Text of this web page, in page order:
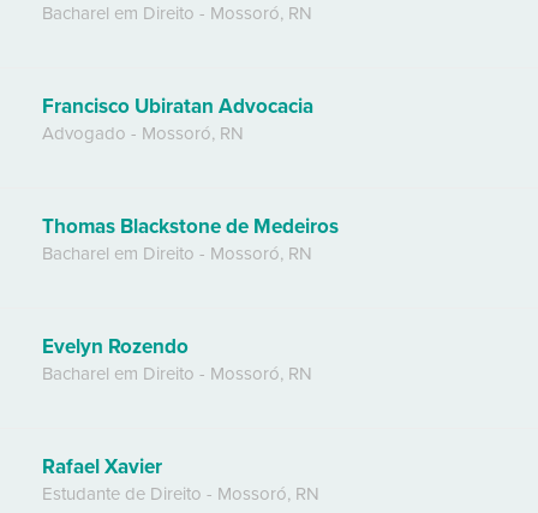
Bacharel em Direito - Mossoró, RN
Francisco Ubiratan Advocacia
Advogado - Mossoró, RN
Thomas Blackstone de Medeiros
Bacharel em Direito - Mossoró, RN
Evelyn Rozendo
Bacharel em Direito - Mossoró, RN
Rafael Xavier
Estudante de Direito - Mossoró, RN